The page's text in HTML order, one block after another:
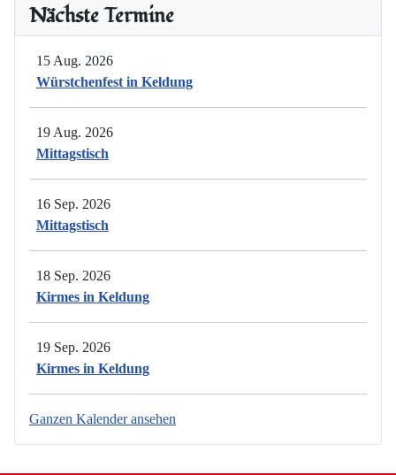
Nächste Termine
15 Aug. 2026
Würstchenfest in Keldung
19 Aug. 2026
Mittagstisch
16 Sep. 2026
Mittagstisch
18 Sep. 2026
Kirmes in Keldung
19 Sep. 2026
Kirmes in Keldung
Ganzen Kalender ansehen